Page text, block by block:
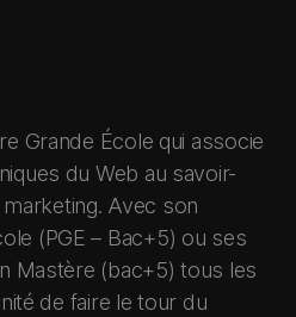
Grande École qui associe
du Web au savoir-
Avec son
(PGE – Bac+5) ou ses
Mastère (bac+5) tous les
de faire le tour du